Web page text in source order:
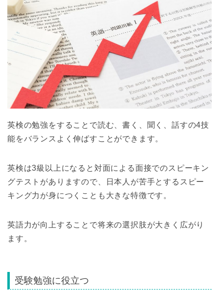
英検の勉強をすることで読む、書く、聞く、話すの4技
能をバランスよく伸ばすことができます。
英検は3級以上になると対面による面接でのスピーキン
グテストがありますので、日本人が苦手とするスピー
キング力が身につくことも大きな特徴です。
英語力が向上することで将来の選択肢が大きく広がり
ます。
受験勉強に役立つ